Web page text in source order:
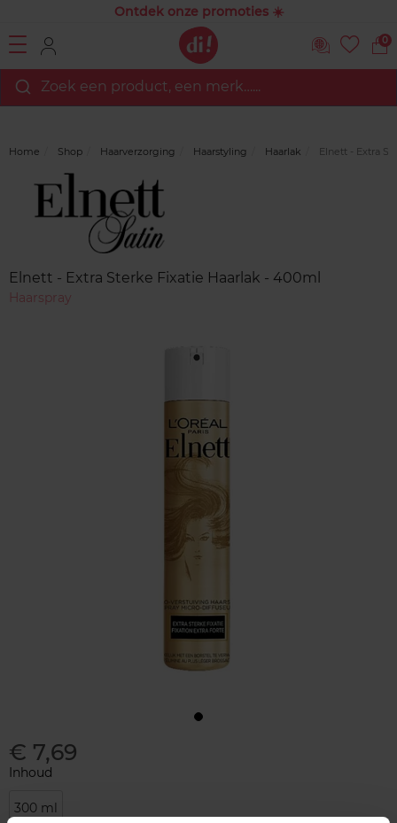
Ontdek onze promoties ☀️
0
Zoek een product, een merk…...
Home Shop Haarverzorging Haarstyling Haarlak Elnett - Extra
Elnett - Extra Sterke Fixatie Haarlak - 400ml
Haarspray
€ 7,69
Inhoud
300 ml